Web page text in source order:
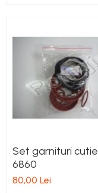
Set garnituri cutie
6860
80,00 Lei